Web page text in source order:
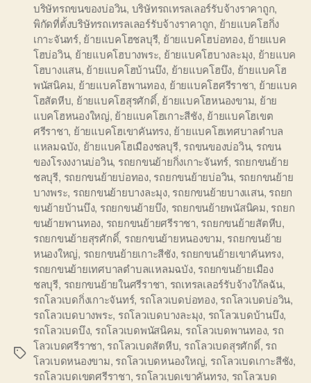
Tags
บริษัทรถขนของบ่อวิน, บริษัทรถเทรลเลอร์รับจ้างราคาถูก,
พิกัดที่ตั้งบริษัทรถเทรลเลอร์รับจ้างราคาถูก, ย้ายแบคโฮกิ่ง
เกาะจันทร์, ย้ายแบคโฮชลบุรี, ย้ายแบคโฮบ่อทอง, ย้ายแบค
โฮบ่อวิน, ย้ายแบคโฮบางพระ, ย้ายแบคโฮบางละมุง, ย้ายแบค
โฮบางแสน, ย้ายแบคโฮบ้านบึง, ย้ายแบคโฮบึง, ย้ายแบคโฮ
พนัสนิคม, ย้ายแบคโฮพานทอง, ย้ายแบคโฮศรีราชา, ย้ายแบค
โฮสัตหีบ, ย้ายแบคโฮสุรศักดิ์, ย้ายแบคโฮหนองขาม, ย้าย
แบคโฮหนองใหญ่, ย้ายแบคโฮเกาะสีชัง, ย้ายแบคโฮเขต
ศรีราชา, ย้ายแบคโฮเขาคันทรง, ย้ายแบคโฮเทศบาลตำบล
แหลมฉบัง, ย้ายแบคโฮเมืองชลบุรี, รถขนของบ่อวิน, รถขน
ของโรงงงานบ่อวิน, รถยกขนย้ายกิ่งเกาะจันทร์, รถยกขนย้าย
ชลบุรี, รถยกขนย้ายบ่อทอง, รถยกขนย้ายบ่อวิน, รถยกขนย้าย
บางพระ, รถยกขนย้ายบางละมุง, รถยกขนย้ายบางแสน, รถยก
ขนย้ายบ้านบึง, รถยกขนย้ายบึง, รถยกขนย้ายพนัสนิคม, รถยก
ขนย้ายพานทอง, รถยกขนย้ายศรีราชา, รถยกขนย้ายสัตหีบ,
รถยกขนย้ายสุรศักดิ์, รถยกขนย้ายหนองขาม, รถยกขนย้าย
หนองใหญ่, รถยกขนย้ายเกาะสีชัง, รถยกขนย้ายเขาคันทรง,
รถยกขนย้ายเทศบาลตำบลแหลมฉบัง, รถยกขนย้ายเมือง
ชลบุรี, รถยกขนย้ายในศรีราชา, รถเทรลเลอร์รับจ้างใก้ลฉัน,
รถโลวเบดกิ่งเกาะจันทร์, รถโลวเบดบ่อทอง, รถโลวเบดบ่อวิน,
รถโลวเบดบางพระ, รถโลวเบดบางละมุง, รถโลวเบดบ้านบึง,
รถโลวเบดบึง, รถโลวเบดพนัสนิคม, รถโลวเบดพานทอง, รถ
โลวเบดศรีราชา, รถโลวเบดสัตหีบ, รถโลวเบดสุรศักดิ์, รถ
โลวเบดหนองขาม, รถโลวเบดหนองใหญ่, รถโลวเบดเกาะสีชัง,
รถโลวเบดเขตศรีราชา, รถโลวเบดเขาคันทรง, รถโลวเบด